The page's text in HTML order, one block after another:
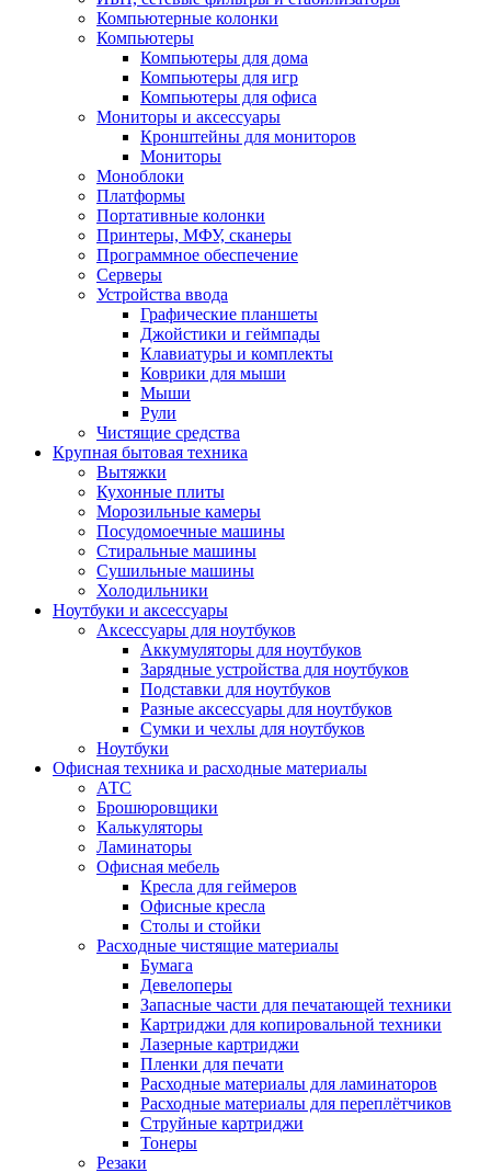
Компьютерные колонки
Компьютеры
Компьютеры для дома
Компьютеры для игр
Компьютеры для офиса
Мониторы и аксессуары
Кронштейны для мониторов
Мониторы
Моноблоки
Платформы
Портативные колонки
Принтеры, МФУ, сканеры
Программное обеспечение
Серверы
Устройства ввода
Графические планшеты
Джойстики и геймпады
Клавиатуры и комплекты
Коврики для мыши
Мыши
Рули
Чистящие средства
Крупная бытовая техника
Вытяжки
Кухонные плиты
Морозильные камеры
Посудомоечные машины
Стиральные машины
Сушильные машины
Холодильники
Ноутбуки и аксессуары
Аксессуары для ноутбуков
Аккумуляторы для ноутбуков
Зарядные устройства для ноутбуков
Подставки для ноутбуков
Разные аксессуары для ноутбуков
Сумки и чехлы для ноутбуков
Ноутбуки
Офисная техника и расходные материалы
АТС
Брошюровщики
Калькуляторы
Ламинаторы
Офисная мебель
Кресла для геймеров
Офисные кресла
Столы и стойки
Расходные чистящие материалы
Бумага
Девелоперы
Запасные части для печатающей техники
Картриджи для копировальной техники
Лазерные картриджи
Пленки для печати
Расходные материалы для ламинаторов
Расходные материалы для переплётчиков
Струйные картриджи
Тонеры
Резаки